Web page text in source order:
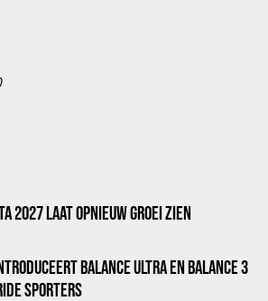
2027 LAAT OPNIEUW GROEI ZIEN
BALANCE ULTRA EN BALANCE 3
SPORTERS